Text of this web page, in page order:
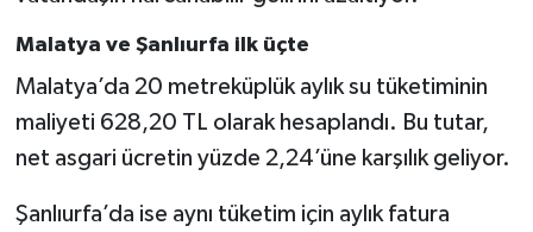
Malatya ve Şanlıurfa ilk üçte
Malatya’da 20 metreküplük aylık su tüketiminin
maliyeti 628,20 TL olarak hesaplandı. Bu tutar,
net asgari ücretin yüzde 2,24’üne karşılık geliyor.
Şanlıurfa’da ise aynı tüketim için aylık fatura